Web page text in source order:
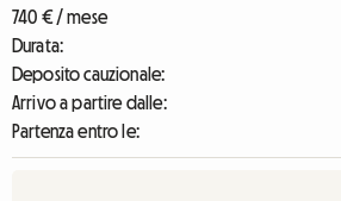
740 € / mese
Durata:
Deposito cauzionale:
Arrivo a partire dalle:
Partenza entro le: